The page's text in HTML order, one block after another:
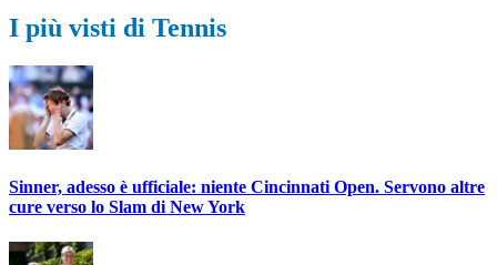
I più visti di Tennis
Sinner, adesso è ufficiale: niente Cincinnati Open. Servono altre
cure verso lo Slam di New York